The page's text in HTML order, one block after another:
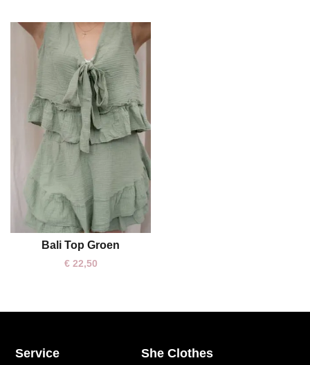
One size
Bali Top Groen
€22,50
Service She Clothes